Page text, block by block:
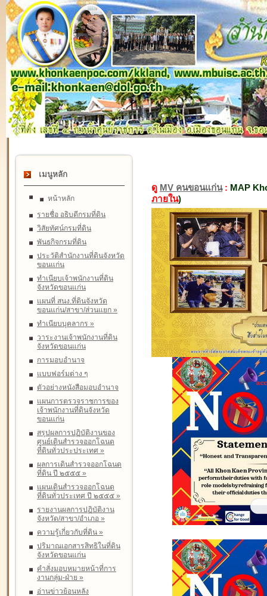
เมนูหลัก
หน้าหลัก
รายชื่อ อธิบดีกรมที่ดิน
วิสัยทัศน์กรมที่ดิน
พันธกิจกรมที่ดิน
ประวัติสำนักงานที่ดินจังหวัด
ขอนแก่น
ทำเนียบเจ้าพนักงานที่ดิน
จังหวัดขอนแก่น
แผนที่ สนง.ที่ดินจังหวัด
ขอนแก่น/สาขา/ส่วนแยก »
ทำเนียบบุคลากร »
วาระงานเจ้าพนักงานที่ดิน
จังหวัดขอนแก่น
การมอบอำนาจ
แบบฟอร์มต่าง ๆ
ตัวอย่างหนังสือมอบอำนาจ
แผนการตรวจราชการของ
เจ้าพนักงานที่ดินจังหวัด
ขอนแก่น
สรุปผลการปฏิบัติงานของ
ศูนย์เดินสำรวจออกโฉนด
ที่ดินทั่วประประเทศ »
ผลการเดินสำรวจออกโฉนด
ที่ดิน ปี ๒๕๕๕ »
แผนเดินสำรวจออกโฉนด
ที่ดินทั่วประเทศ ปี ๒๕๕๕ »
รายงานผลการปฏิบัติงาน
จังหวัด/สาขา/อำเภอ »
ความรู้เกี่ยวกับที่ดิน »
ปริมาณเอกสารสิทธิในที่ดิน
จังหวัดขอนแก่น
คำสั่งมอบหมายหน้าที่การ
งานกลุ่ม-ฝ่าย »
อ่านข่าวย้อนหลัง
ดู MV คนขอนแก่น: MAP
ภายใน)